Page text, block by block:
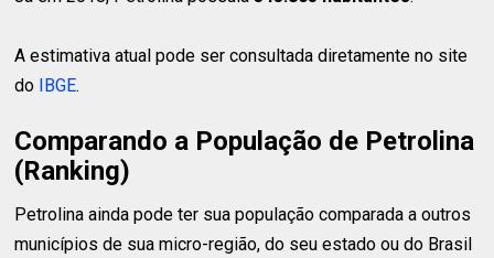
A estimativa atual pode ser consultada diretamente no site
do IBGE.
Comparando a População de Petrolina
(Ranking)
Petrolina ainda pode ter sua população comparada a outros
municípios de sua micro-região, do seu estado ou do Brasil